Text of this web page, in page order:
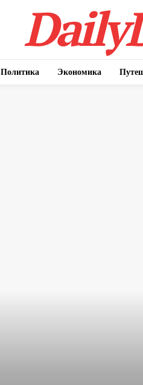
Политика Экономика